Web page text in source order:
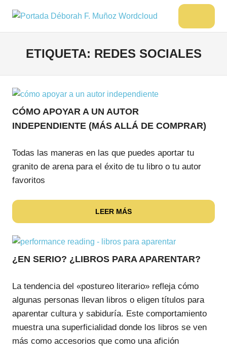
contenido
DÉBORAH
MUÑOZ
Libros,
cultura,
más
ETIQUETA: REDES SOCIALES
CÓMO APOYAR A UN AUTOR
INDEPENDIENTE (MÁS ALLÁ DE COMPRAR)
Todas las maneras en las que puedes aportar tu
granito de arena para el éxito de tu libro o tu autor
favoritos
LEER MÁS
¿EN SERIO? ¿LIBROS PARA APARENTAR?
La tendencia del «postureo literario» refleja cómo
algunas personas llevan libros o eligen títulos para
aparentar cultura y sabiduría. Este comportamiento
muestra una superficialidad donde los libros se ven
más como accesorios que como una afición